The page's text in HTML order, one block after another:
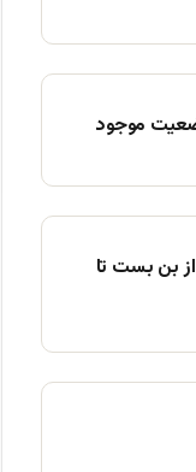
موجود
بن بست تا